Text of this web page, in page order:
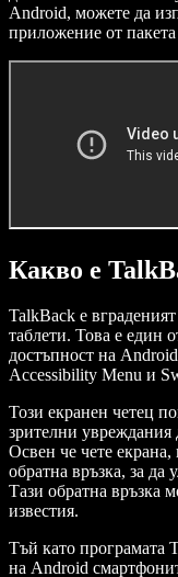
Android, можете да
приложение от
Какво е
TalkBack е
таблети. Това е един
достъпност на
Accessibility Menu и
Този екранен четец
зрителни увреждания
Освен че чете
обратна връзка, за
Тази обратна връзка
известия.
Тъй като програмата
на Android